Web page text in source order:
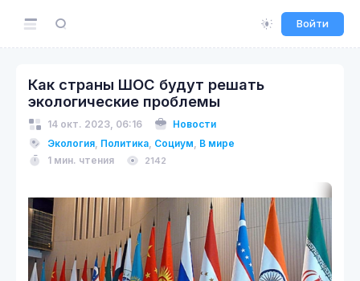
Войти
Как страны ШОС будут решать
экологические проблемы
14 окт. 2023, 06:16
Новости
Экология, Политика, Социум, В мире
1 мин. чтения
2142